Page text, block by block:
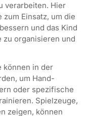
verarbeiten. Hier
Einsatz, um die
und das Kind
zu organisieren und
können in der
um Hand-
oder spezifische
Spielzeuge,
zeigen, können